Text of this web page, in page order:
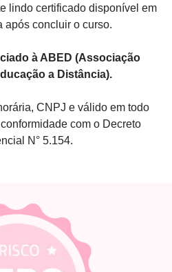
lindo certificado disponível em
após concluir o curso.
à ABED (Associação
a Distância).
CNPJ e válido em todo
com o Decreto
N° 5.154.